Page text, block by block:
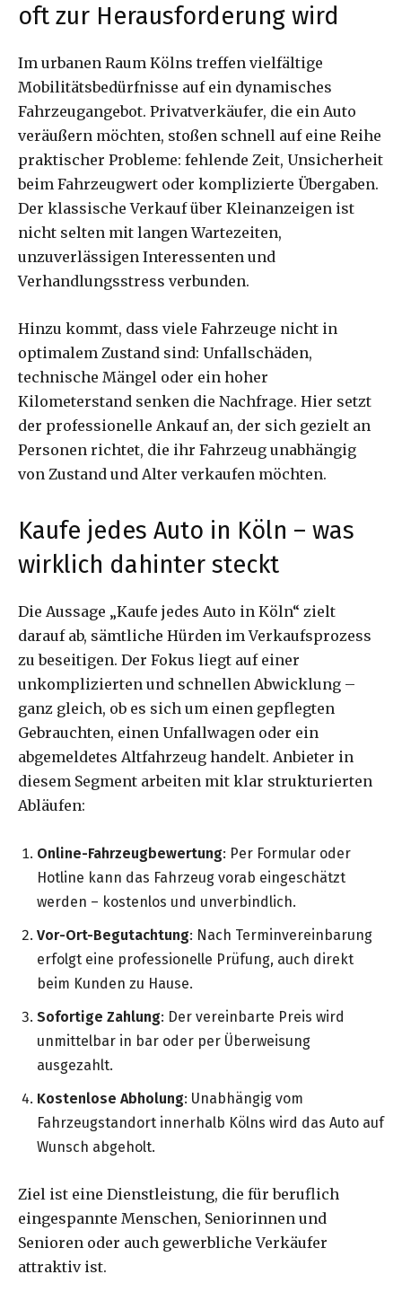
oft zur Herausforderung wird
Im urbanen Raum Kölns treffen vielfältige
Mobilitätsbedürfnisse auf ein dynamisches
Fahrzeugangebot. Privatverkäufer, die ein Auto
veräußern möchten, stoßen schnell auf eine Reihe
praktischer Probleme: fehlende Zeit, Unsicherheit
beim Fahrzeugwert oder komplizierte Übergaben.
Der klassische Verkauf über Kleinanzeigen ist
nicht selten mit langen Wartezeiten,
unzuverlässigen Interessenten und
Verhandlungsstress verbunden.
Hinzu kommt, dass viele Fahrzeuge nicht in
optimalem Zustand sind: Unfallschäden,
technische Mängel oder ein hoher
Kilometerstand senken die Nachfrage. Hier setzt
der professionelle Ankauf an, der sich gezielt an
Personen richtet, die ihr Fahrzeug unabhängig
von Zustand und Alter verkaufen möchten.
Kaufe jedes Auto in Köln – was
wirklich dahinter steckt
Die Aussage „Kaufe jedes Auto in Köln“ zielt
darauf ab, sämtliche Hürden im Verkaufsprozess
zu beseitigen. Der Fokus liegt auf einer
unkomplizierten und schnellen Abwicklung –
ganz gleich, ob es sich um einen gepflegten
Gebrauchten, einen Unfallwagen oder ein
abgemeldetes Altfahrzeug handelt. Anbieter in
diesem Segment arbeiten mit klar strukturierten
Abläufen:
Online-Fahrzeugbewertung: Per Formular oder
Hotline kann das Fahrzeug vorab eingeschätzt
werden – kostenlos und unverbindlich.
Vor-Ort-Begutachtung: Nach Terminvereinbarung
erfolgt eine professionelle Prüfung, auch direkt
beim Kunden zu Hause.
Sofortige Zahlung: Der vereinbarte Preis wird
unmittelbar in bar oder per Überweisung
ausgezahlt.
Kostenlose Abholung: Unabhängig vom
Fahrzeugstandort innerhalb Kölns wird das Auto auf
Wunsch abgeholt.
Ziel ist eine Dienstleistung, die für beruflich
eingespannte Menschen, Seniorinnen und
Senioren oder auch gewerbliche Verkäufer
attraktiv ist.